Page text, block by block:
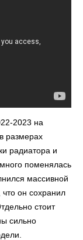
2023 на
размерах
радиатора и
поменялась
массивной
что он сохранил
стоит
сильно